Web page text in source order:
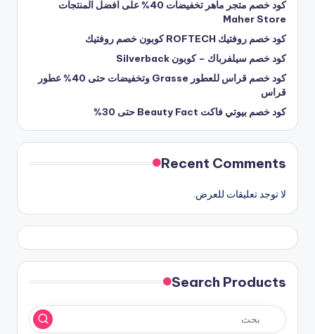
كود خصم متجر ماهر تخفيضات 40% على افضل المنتجات
Maher Store
كود خصم روفتيك ROFTECH كوبون خصم روفتيك
كود خصم سيلفرباك – كوبون Silverback
كود خصم قراس للعطور Grasse وتخفيضات حتى 40% عطور
قراس
كود خصم بيوتي فاكت Beauty Fact حتى 30%
Recent Comments
لا توجد تعليقات للعرض.
Search Products